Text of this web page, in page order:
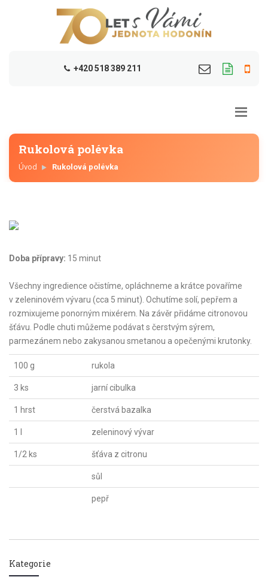
+420 518 389 211
Rukolová polévka
Úvod Rukolová polévka
Doba přípravy: 15 minut
Všechny ingredience očistíme, opláchneme a krátce povaříme
v zeleninovém vývaru (cca 5 minut). Ochutíme solí, pepřem a
rozmixujeme ponorným mixérem. Na závěr přidáme citronovou
šťávu. Podle chuti můžeme podávat s čerstvým sýrem,
parmezánem nebo zakysanou smetanou a opečenými krutonky.
100 g rukola
3 ks jarní cibulka
1 hrst čerstvá bazalka
1 l zeleninový vývar
1/2 ks šťáva z citronu
sůl
pepř
Kategorie